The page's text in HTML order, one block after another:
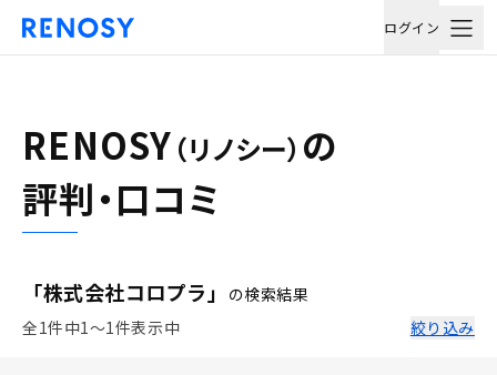
ログイン
RENOSY （リノシー） の
評判・口コミ
「株式会社コロプラ」
の検索結果
全1件中1〜1件表示中
絞り込み